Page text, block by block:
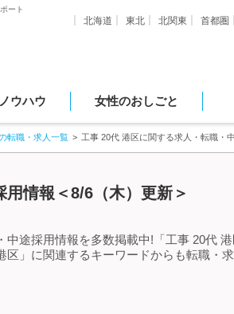
ート
北海道 東北 北関東 首都圏
ウハウ 女性のおしごと
転職・求人一覧 工事 20代 港区に関する求人・転職・
情報＜8/6（木）更新＞
途採用情報を多数掲載中!「工事 20代
」に関連するキーワードからも転職・